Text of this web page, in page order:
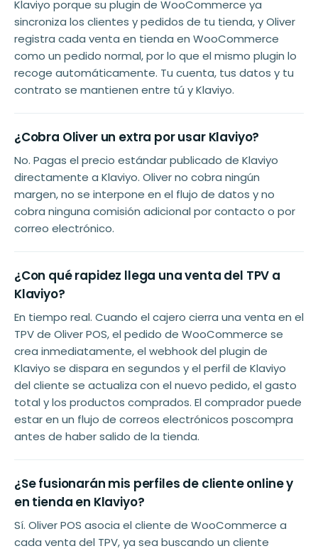
Klaviyo porque su plugin de WooCommerce ya
sincroniza los clientes y pedidos de tu tienda, y Oliver
registra cada venta en tienda en WooCommerce
como un pedido normal, por lo que el mismo plugin lo
recoge automáticamente. Tu cuenta, tus datos y tu
contrato se mantienen entre tú y Klaviyo.
¿Cobra Oliver un extra por usar Klaviyo?
No. Pagas el precio estándar publicado de Klaviyo
directamente a Klaviyo. Oliver no cobra ningún
margen, no se interpone en el flujo de datos y no
cobra ninguna comisión adicional por contacto o por
correo electrónico.
¿Con qué rapidez llega una venta del TPV a
Klaviyo?
En tiempo real. Cuando el cajero cierra una venta en el
TPV de Oliver POS, el pedido de WooCommerce se
crea inmediatamente, el webhook del plugin de
Klaviyo se dispara en segundos y el perfil de Klaviyo
del cliente se actualiza con el nuevo pedido, el gasto
total y los productos comprados. El comprador puede
estar en un flujo de correos electrónicos poscompra
antes de haber salido de la tienda.
¿Se fusionarán mis perfiles de cliente online y
en tienda en Klaviyo?
Sí. Oliver POS asocia el cliente de WooCommerce a
cada venta del TPV, ya sea buscando un cliente